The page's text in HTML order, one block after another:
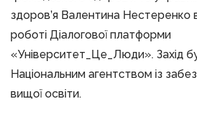
здоров’я Валентина Нестеренко
роботі Діалогової платформи
«Університет_Це_Люди». Захід
Національним агентством із
вищої освіти.